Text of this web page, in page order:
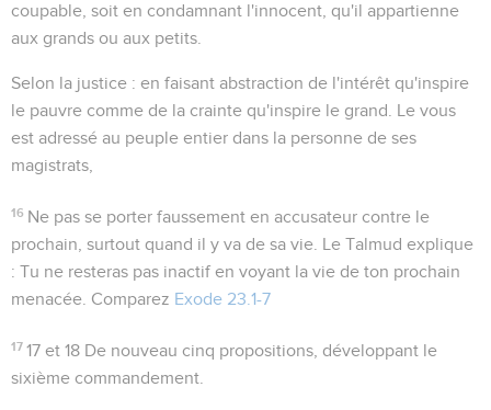
coupable, soit en condamnant l'innocent, qu'il appartienne
aux grands ou aux petits.
Selon la justice : en faisant abstraction de l'intérêt qu'inspire
le pauvre comme de la crainte qu'inspire le grand. Le vous
est adressé au peuple entier dans la personne de ses
magistrats,
16 Ne pas se porter faussement en accusateur contre le
prochain, surtout quand il y va de sa vie. Le Talmud explique
: Tu ne resteras pas inactif en voyant la vie de ton prochain
menacée. Comparez Exode 23.1-7
17 17 et 18 De nouveau cinq propositions, développant le
sixième commandement.